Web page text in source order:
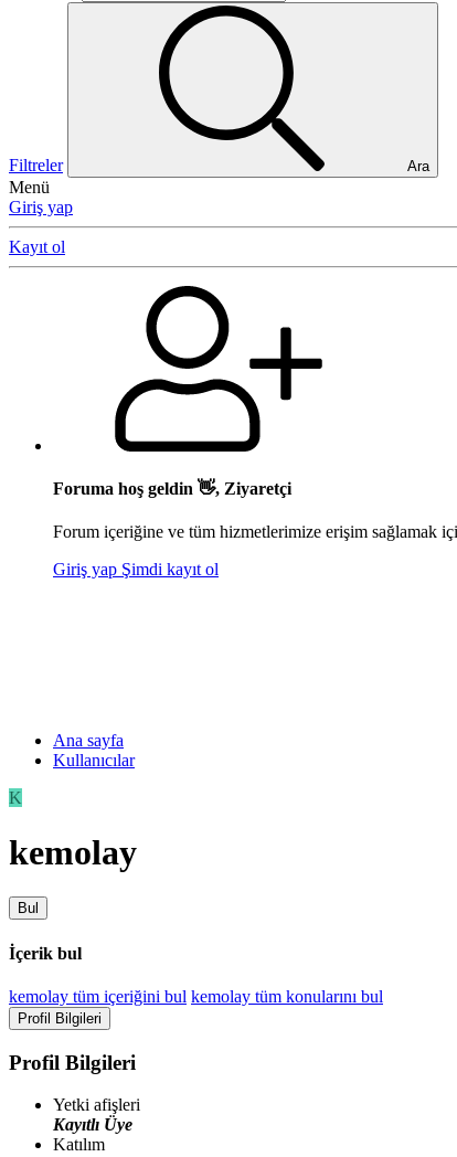
Filtreler Ara
Menü
Giriş yap
Kayıt ol
Foruma hoş geldin 👋, Ziyaretçi
Forum içeriğine ve tüm hizmetlerimize erişim sağlamak
Giriş yap Şimdi kayıt ol
Ana sayfa
Kullanıcılar
K
kemolay
Bul
İçerik bul
kemolay tüm içeriğini bul kemolay tüm konularını bul
Profil Bilgileri
Profil Bilgileri
Yetki afişleri
Kayıtlı Üye
Katılım